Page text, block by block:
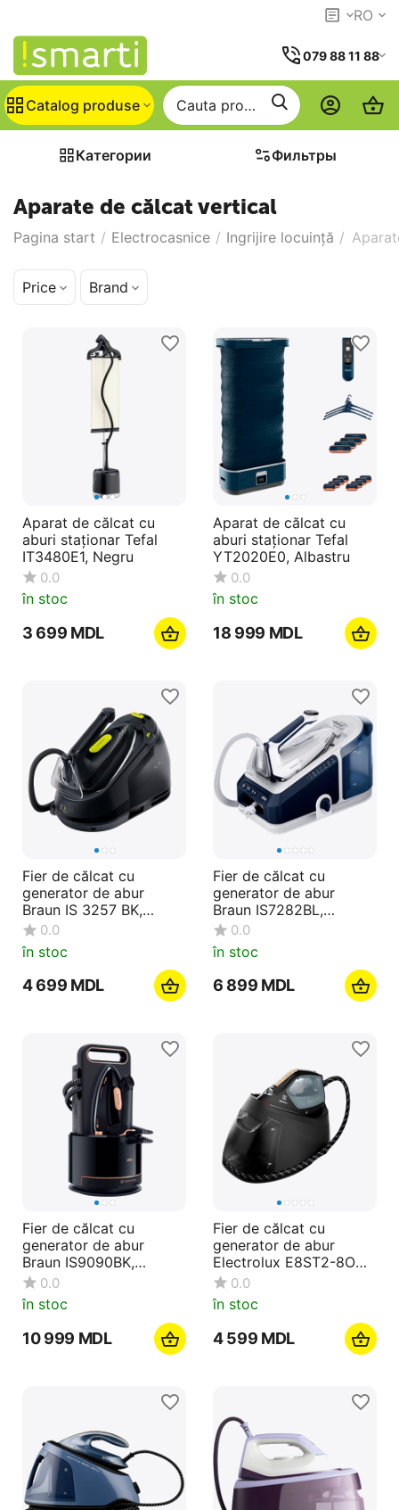
RO
079 88 11 88
Catalog produse
Категории Фильтры
Aparate de călcat vertical
Pagina start / Electrocasnice / Ingrijire locuinţă /
Price Brand
Aparat de călcat cu
aburi staționar Tefal
IT3480E1, Negru
0.0
în stoc
3 699 MDL
Aparat de călcat cu
aburi staționar Tefal
YT2020E0, Albastru
0.0
în stoc
18 999 MDL
Fier de călcat cu
generator de abur
Braun IS 3257 BK,
2200W, Negru
0.0
în stoc
4 699 MDL
Fier de călcat cu
generator de abur
Braun IS7282BL,
2700W, Albastru | Alb
0.0
în stoc
6 899 MDL
Fier de călcat cu
generator de abur
Braun IS9090BK,
2700W, Negru
0.0
în stoc
10 999 MDL
Fier de călcat cu
generator de abur
Electrolux E8ST2-8OG,
2400W, Negru
0.0
în stoc
4 599 MDL